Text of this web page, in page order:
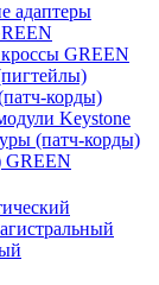
адаптеры
GREEN
корды)
Keystone
(патч-корды)
GREEN